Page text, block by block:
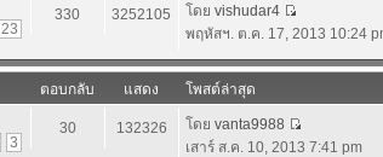
23
330 3252105 โดย vishudar4
พฤหัสฯ. ต.ค. 17, 2013 10:24
ตอบกลับ แสดง
โพสต์ล่าสุด
3
30 132326 โดย vanta9988
เสาร์ ส.ค. 10, 2013 7:41 pm